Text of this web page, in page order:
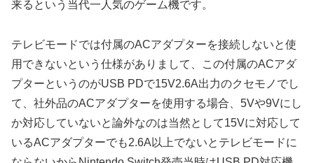
来るという当代一人気のゲーム機です。
テレビモードでは付属のACアダプターを接続しないと使
用できないという仕様がありまして、この付属のACアダ
プターというのがUSB PDで15V2.6A出力のクセモノでし
て、社外品のACアダプターを使用する場合、5Vや9Vにし
か対応していないと論外なのは当然として15Vに対応して
いるACアダプターでも2.6A以上でないとテレビモードに